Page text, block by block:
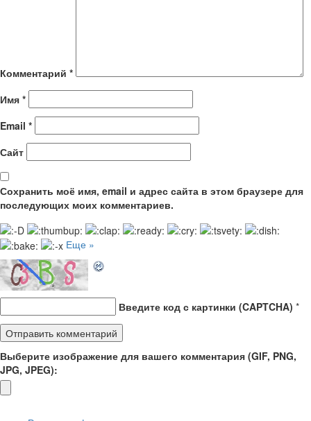
Комментарий *
Имя *
Email *
Сайт
Сохранить моё имя, email и адрес сайта в этом браузере для
последующих моих комментариев.
Еще »
Введите код с картинки (CAPTCHA) *
Выберите изображение для вашего комментария (GIF, PNG,
JPG, JPEG):